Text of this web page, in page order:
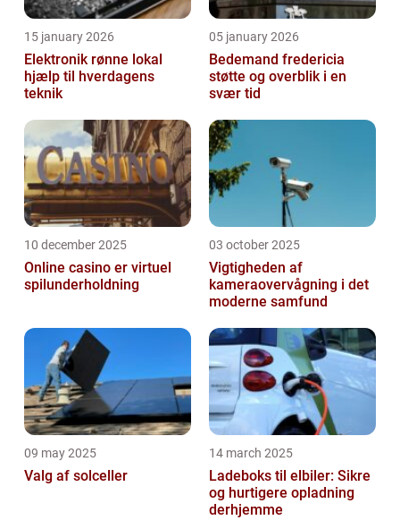
15 january 2026
Elektronik rønne lokal
hjælp til hverdagens
teknik
05 january 2026
Bedemand fredericia
støtte og overblik i en
svær tid
10 december 2025
Online casino er virtuel
spilunderholdning
03 october 2025
Vigtigheden af
kameraovervågning i det
moderne samfund
09 may 2025
Valg af solceller
14 march 2025
Ladeboks til elbiler: Sikre
og hurtigere opladning
derhjemme